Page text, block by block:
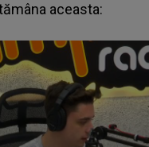
aceasta: